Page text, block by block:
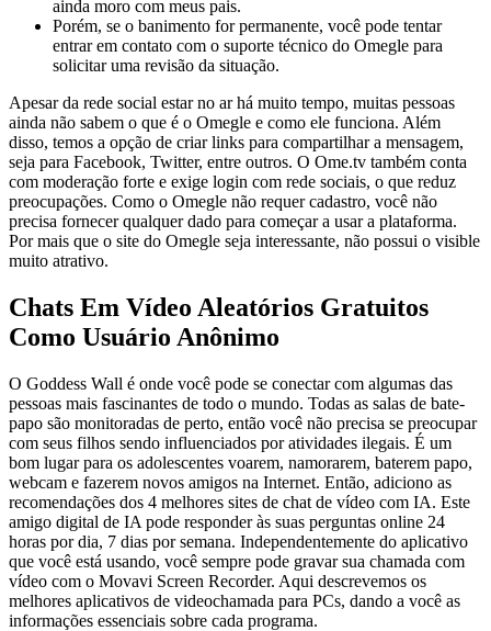
ainda moro com meus pais.
Porém, se o banimento for permanente, você pode tentar
entrar em contato com o suporte técnico do Omegle para
solicitar uma revisão da situação.
Apesar da rede social estar no ar há muito tempo, muitas pessoas
ainda não sabem o que é o Omegle e como ele funciona. Além
disso, temos a opção de criar links para compartilhar a mensagem,
seja para Facebook, Twitter, entre outros. O Ome.tv também conta
com moderação forte e exige login com rede sociais, o que reduz
preocupações. Como o Omegle não requer cadastro, você não
precisa fornecer qualquer dado para começar a usar a plataforma.
Por mais que o site do Omegle seja interessante, não possui o visible
muito atrativo.
Chats Em Vídeo Aleatórios Gratuitos
Como Usuário Anônimo
O Goddess Wall é onde você pode se conectar com algumas das
pessoas mais fascinantes de todo o mundo. Todas as salas de bate-
papo são monitoradas de perto, então você não precisa se preocupar
com seus filhos sendo influenciados por atividades ilegais. É um
bom lugar para os adolescentes voarem, namorarem, baterem papo,
webcam e fazerem novos amigos na Internet. Então, adiciono as
recomendações dos 4 melhores sites de chat de vídeo com IA. Este
amigo digital de IA pode responder às suas perguntas online 24
horas por dia, 7 dias por semana. Independentemente do aplicativo
que você está usando, você sempre pode gravar sua chamada com
vídeo com o Movavi Screen Recorder. Aqui descrevemos os
melhores aplicativos de videochamada para PCs, dando a você as
informações essenciais sobre cada programa.